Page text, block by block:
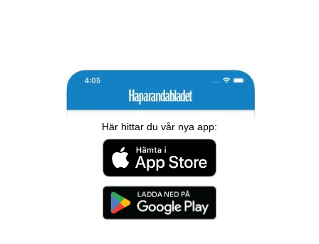
Här hittar du vår nya app: